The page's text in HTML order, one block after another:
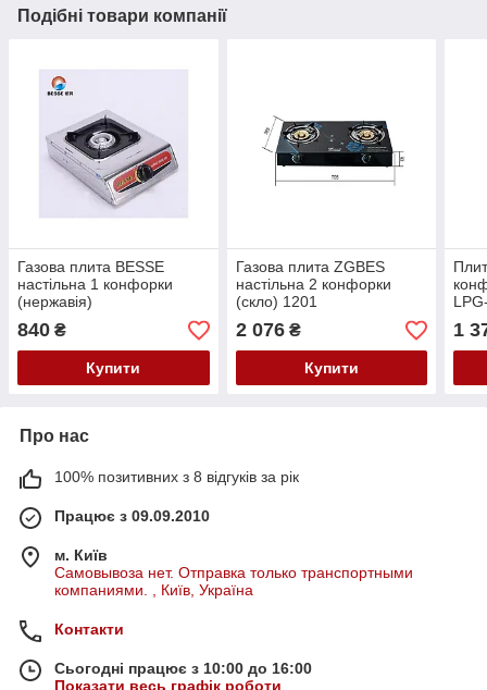
Подібні товари компанії
Газова плита BESSE
настільна 1 конфорки
(нержавія)
840 ₴
Купити
Газова плита ZGBES
настільна 2 конфорки
(скло) 1201
2 076₴
Купити
1
Про нас
100% позитивних з 8 відгуків за рік
Працює з 09.09.2010
м. Київ
Самовывоза нет. Отправка только транспортными
компаниями. , Київ, Україна
Контакти
Сьогодні працює з 10:00 до 16:00
Показати весь графік роботи